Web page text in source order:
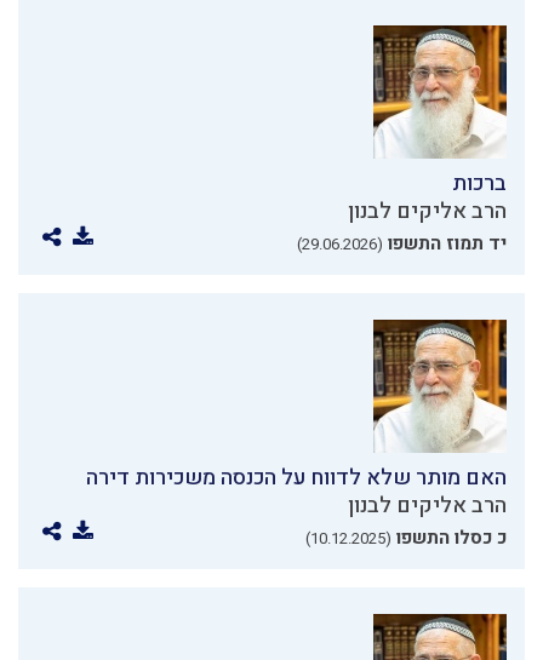
ברכות
הרב אליקים לבנון
יד תמוז התשפו (29.06.2026)
האם מותר שלא לדווח על הכנסה משכירות דירה
הרב אליקים לבנון
כ כסלו התשפו (10.12.2025)